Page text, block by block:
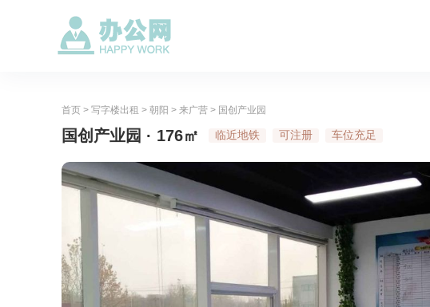
首页 > 写字楼出租 > 朝阳 > 来广营 > 国创产业园
国创产业园 · 176㎡ 临近地铁 可注册 车位充足